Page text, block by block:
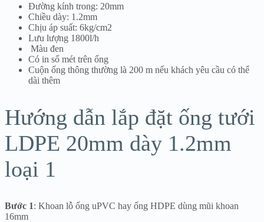
Đường kính trong: 20mm
Chiều dày: 1.2mm
Chịu áp suất: 6kg/cm2
Lưu lượng 1800l/h
Màu đen
Có in số mét trên ống
Cuộn ống thông thường là 200 m nếu khách yêu cầu có thể
dài thêm
Hướng dẫn lắp đặt ống tưới
LDPE 20mm dày 1.2mm
loại 1
Bước 1: Khoan lỗ ống uPVC hay ống HDPE dùng mũi khoan
16mm